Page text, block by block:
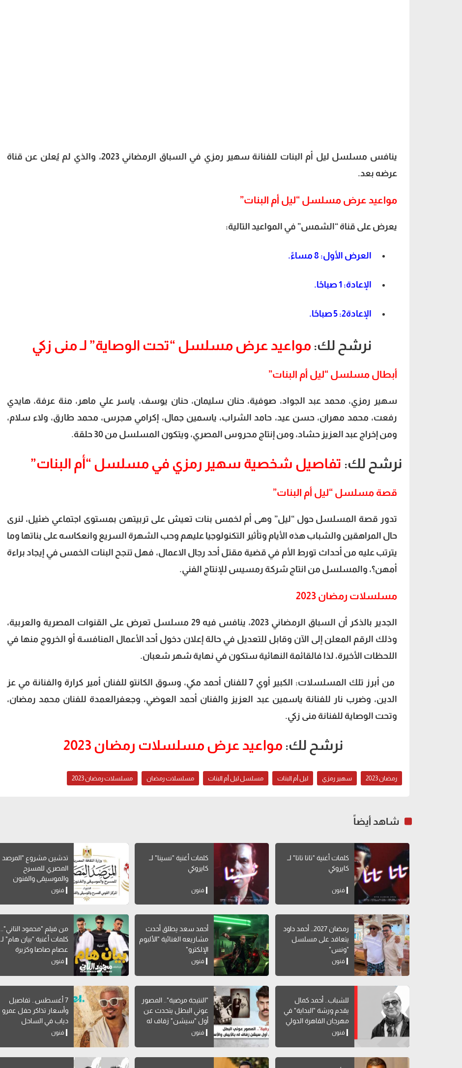
ينافس مسلسل ليل أم البنات للفنانة سهير رمزي في السباق الرمضاني 2023، والذي لم يُعلن عن قناة
عرضه بعد.
مواعيد عرض مسلسل “ليل أم البنات”
يعرض على قناة “الشمس” في المواعيد التالية:
العرض الأول: 8 مساءً.
الإعادة: 1 صباحًا.
الإعادة2: 5 صباحًا.
نرشح لك: مواعيد عرض مسلسل “تحت الوصاية” لـ منى زكي
أبطال مسلسل “ليل أم البنات”
سهير رمزي، محمد عبد الجواد، صوفية، حنان سليمان، حنان يوسف، ياسر علي ماهر، منة عرفة، هايدي
رفعت، محمد مهران، حسن عيد، حامد الشراب، ياسمين جمال، إكرامي هجرس، محمد طارق، ولاء سلام،
ومن إخراج عبد العزيز حشاد، ومن إنتاج محروس المصري، ويتكون المسلسل من 30 حلقة.
نرشح لك: تفاصيل شخصية سهير رمزي في مسلسل “أم البنات”
قصة مسلسل “ليل أم البنات”
تدور قصة المسلسل حول “ليل” وهى أم لخمس بنات تعيش على تربيتهن بمستوى اجتماعي ضئيل، لنرى
حال المراهقين والشباب هذه الأيام وتأثير التكنولوجيا عليهم وحب الشهرة السريع وانعكاسه على بناتها وما
يترتب عليه من أحداث تورط الأم في قضية مقتل أحد رجال الاعمال، فهل تنجح البنات الخمس في إيجاد براءة
أمهن؟، والمسلسل من انتاج شركة رمسيس للإنتاج الفني.
مسلسلات رمضان 2023
الجدير بالذكر أن السباق الرمضاني 2023، ينافس فيه 29 مسلسل تعرض على القنوات المصرية والعربية،
وذلك الرقم المعلن إلى الآن وقابل للتعديل في حالة إعلان دخول أحد الأعمال المنافسة أو الخروج منها في
اللحظات الأخيرة، لذا فالقائمة النهائية ستكون في نهاية شهر شعبان.
من أبرز تلك المسلسلات: الكبير أوي 7 للفنان أحمد مكي، وسوق الكانتو للفنان أمير كرارة والفنانة مي عز
الدين، وضرب نار للفنانة ياسمين عبد العزيز والفنان أحمد العوضي، وجعفرالعمدة للفنان محمد رمضان،
وتحت الوصاية للفنانة منى زكي.
نرشح لك: مواعيد عرض مسلسلات رمضان 2023
رمضان 2023 سهير رمزي ليل أم البنات مسلسل ليل أم البنات مسلسلات رمضان مسلسلات رمضان 2023
شاهد أيضاً
كلمات أغنية "تاتا تاتا" لــ
كايروكي
فنون
كلمات أغنية "نسينا" لــ
كايروكي
فنون
تدشين مشروع "المرصد
المصري للمسرح
والموسيقى والفنون
الشعبية"
فنون
رمضان 2027.. أحمد داود
يتعاقد على مسلسل
"ونس"
فنون
أحمد سعد يطلق أحدث
مشاريعه الغنائية "الألبوم
الإلكترو"
فنون
من فيلم "محمود التاني"..
كلمات أغنية "بيان هام" لـ
عصام صاصا وكزبرة
فنون
للشباب.. أحمد كمال
يقدم ورشة "البداية" في
مهرجان القاهرة الدولي
للمسرح التجريبي
فنون
"النتيجة مرضية".. المصور
عوني البطل يتحدث عن
أول "سيشن" زفاف له
بالأبيض والأسود
فنون
7 أغسطس.. تفاصيل
وأسعار تذاكر حفل عمرو
دياب في الساحل
فنون